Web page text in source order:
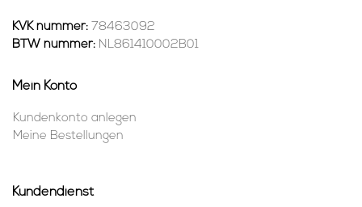
KVK nummer: 78463092
BTW nummer: NL861410002B01
Mein Konto
Kundenkonto anlegen
Meine Bestellungen
Kundendienst